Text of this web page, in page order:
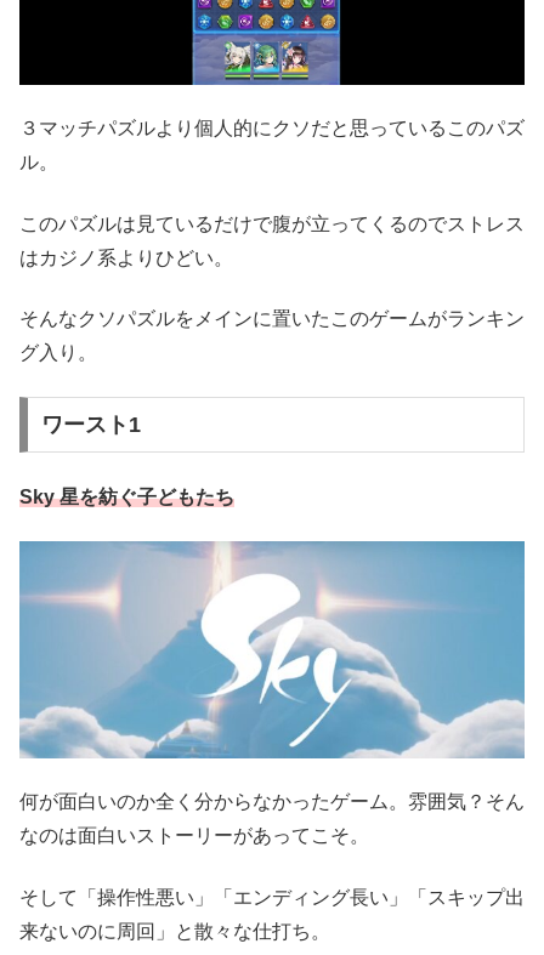
３マッチパズルより個人的にクソだと思っているこのパズ
ル。
このパズルは見ているだけで腹が立ってくるのでストレス
はカジノ系よりひどい。
そんなクソパズルをメインに置いたこのゲームがランキン
グ入り。
ワースト1
Sky 星を紡ぐ子どもたち
何が面白いのか全く分からなかったゲーム。雰囲気？そん
なのは面白いストーリーがあってこそ。
そして「操作性悪い」「エンディング長い」「スキップ出
来ないのに周回」と散々な仕打ち。